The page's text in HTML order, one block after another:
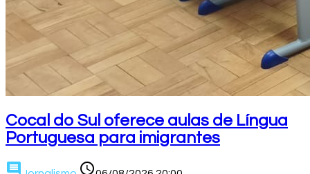
Cocal do Sul oferece aulas de Língua
Portuguesa para imigrantes
comment access_time